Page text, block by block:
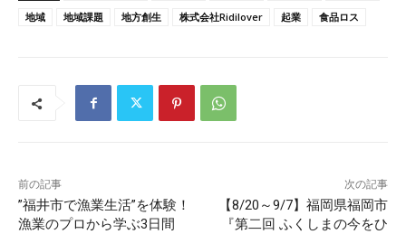
地域
地域課題 地方創生 株式会社Ridilover 起業 食品ロス
前の記事
”福井市で漁業生活”を体験！
漁業のプロから学ぶ3日間
次の記事
【8/20～9/7】福岡県福岡市
『第二回 ふくしまの今をひ